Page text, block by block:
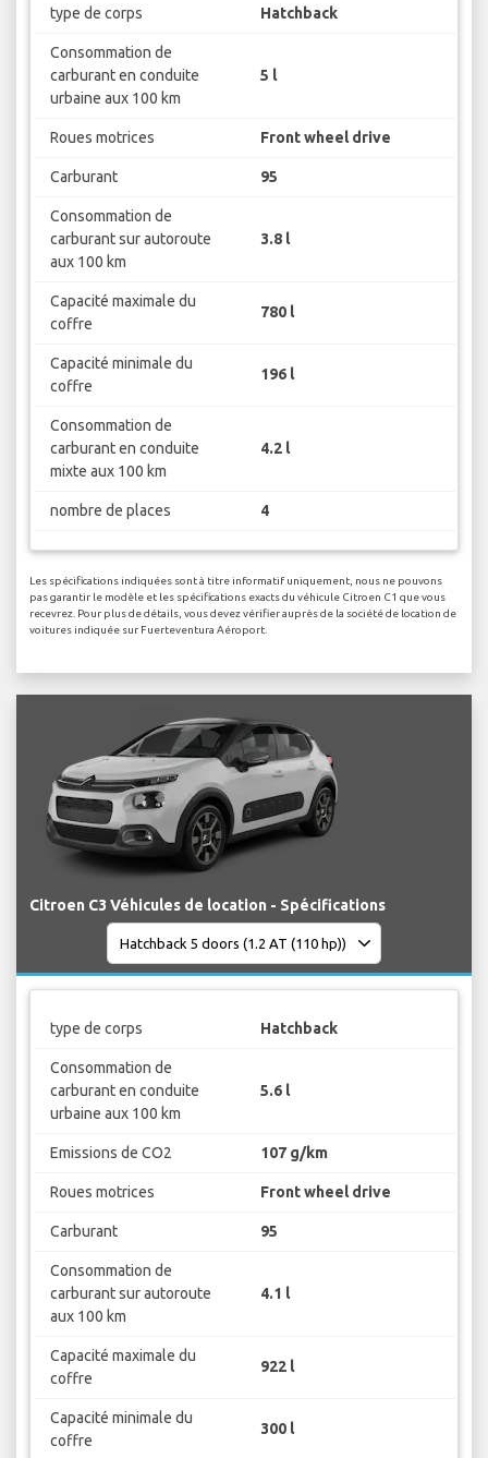
type de corps Hatchback
Consommation de
carburant en conduite
urbaine aux 100 km
5 l
Roues motrices Front wheel drive
Carburant 95
Consommation de
carburant sur autoroute
aux 100 km
3.8 l
Capacité maximale du
coffre
780 l
Capacité minimale du
coffre
196 l
Consommation de
carburant en conduite
mixte aux 100 km
4.2 l
nombre de places 4
Les spécifications indiquées sont à titre informatif uniquement, nous ne pouvons
pas garantir le modèle et les spécifications exacts du véhicule Citroen C1 que vous
recevrez. Pour plus de détails, vous devez vérifier auprès de la société de location de
voitures indiquée sur Fuerteventura Aéroport.
Citroen C3 Véhicules de location - Spécifications
type de corps Hatchback
Consommation de
carburant en conduite
urbaine aux 100 km
5.6 l
Emissions de CO2 107 g/km
Roues motrices Front wheel drive
Carburant 95
Consommation de
carburant sur autoroute
aux 100 km
4.1 l
Capacité maximale du
coffre
922 l
Capacité minimale du
coffre
300 l